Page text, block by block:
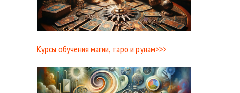
Курсы обучения магии, таро и рунам>>>